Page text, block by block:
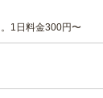
1日料金300円〜